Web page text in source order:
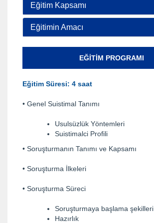
Eğitim Kapsamı
Eğitimin Amacı
EĞITIM PROGRAMI
Eğitim Süresi: 4 saat
• Genel Suistimal Tanımı
Usulsüzlük Yöntemleri
Suistimalci Profili
• Soruşturmanın Tanımı ve Kapsamı
• Soruşturma İlkeleri
• Soruşturma Süreci
Soruşturmaya başlama şekilleri
Hazırlık